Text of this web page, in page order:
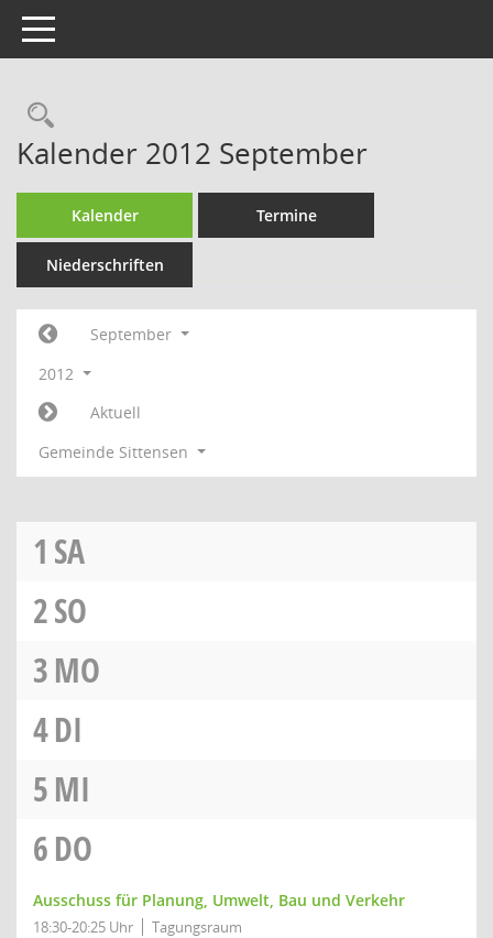
Toggle navigation
Rechercheauswahl
Kalender 2012 September
Kalender Termine
Niederschriften
September
2012
Aktuell
Gemeinde Sittensen
1 SA
2SO
3MO
4DI
5MI
6DO
Ausschuss für Planung, Umwelt, Bau und Verkehr
18:30-20:25 Uhr Tagungsraum